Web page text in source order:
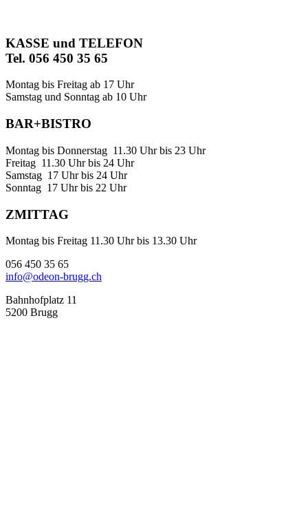
KASSE und TELEFON
Tel. 056 450 35 65
Montag bis Freitag ab 17 Uhr
Samstag und Sonntag ab 10 Uhr
BAR+BISTRO
Montag bis Donnerstag 11.30 Uhr bis 23 Uhr
Freitag 11.30 Uhr bis 24 Uhr
Samstag 17 Uhr bis 24 Uhr
Sonntag 17 Uhr bis 22 Uhr
ZMITTAG
Montag bis Freitag 11.30 Uhr bis 13.30 Uhr
056 450 35 65
info@odeon-brugg.ch
Bahnhofplatz 11
5200 Brugg